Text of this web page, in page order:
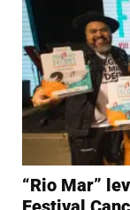
“Rio Mar”